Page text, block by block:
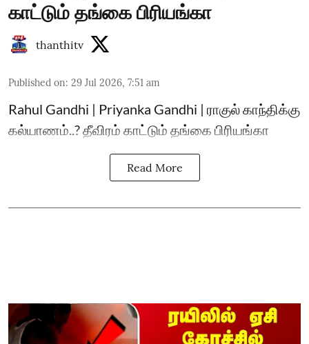
காட்டும் தங்கை பிரியங்கா
thanthitv
Published on: 29 Jul 2026, 7:51 am
Rahul Gandhi | Priyanka Gandhi | ராகுல் காந்திக்கு
கல்யாணம்..? தீவிரம் காட்டும் தங்கை பிரியங்கா
Read More